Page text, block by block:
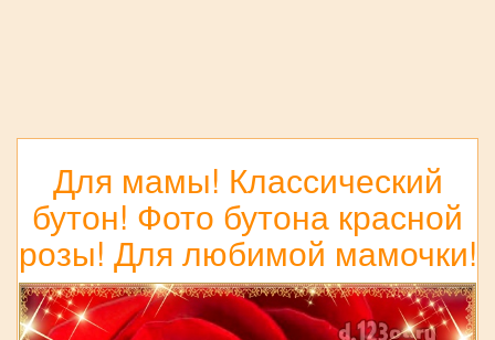
Для мамы! Классический
бутон! Фото бутона красной
розы! Для любимой мамочки!